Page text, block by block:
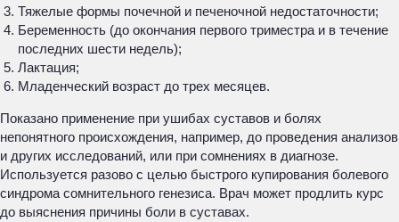
Тяжелые формы почечной и печеночной недостаточности;
Беременность (до окончания первого триместра и в течение
последних шести недель);
Лактация;
Младенческий возраст до трех месяцев.
Показано применение при ушибах суставов и болях
непонятного происхождения, например, до проведения анализов
и других исследований, или при сомнениях в диагнозе.
Используется разово с целью быстрого купирования болевого
синдрома сомнительного генезиса. Врач может продлить курс
до выяснения причины боли в суставах.